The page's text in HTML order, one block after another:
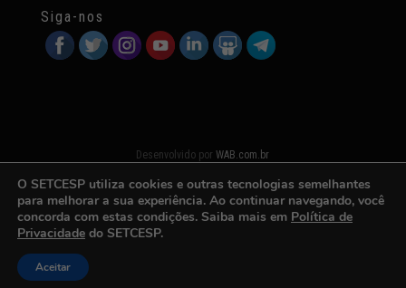
Siga-nos
Desenvolvido porWAB.com.br
O SETCESP utiliza cookies e outras tecnologias semelhantes
para melhorar a sua experiência. Ao continuar navegando, você
concorda com estas condições. Saiba mais em Política de
Privacidade do SETCESP.
Aceitar